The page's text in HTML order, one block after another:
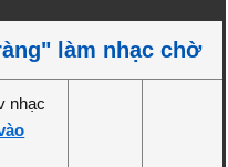
làm nhạc chờ
nhạc